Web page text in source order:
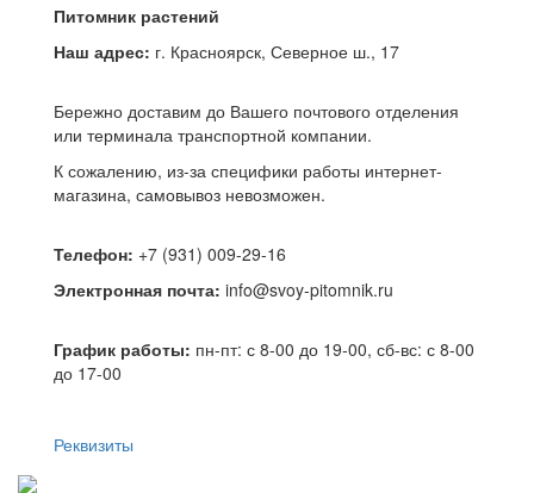
Питомник растений
Наш адрес: г. Красноярск, Северное ш., 17
Бережно доставим до Вашего почтового отделения
или терминала транспортной компании.
К сожалению, из-за специфики работы интернет-
магазина, самовывоз невозможен.
Телефон: +7 (931) 009-29-16
Электронная почта: info@svoy-pitomnik.ru
График работы: пн-пт: с 8-00 до 19-00, сб-вс: с 8-00
до 17-00
Реквизиты